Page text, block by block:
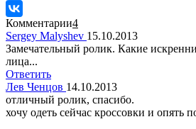
Комментарии4
Sergey Malyshev 15.10.2013
Замечательный ролик. Какие
лица...
Ответить
Лев Ченцов 14.10.2013
отличный ролик, спасибо.
хочу одеть сейчас кроссовки и опять